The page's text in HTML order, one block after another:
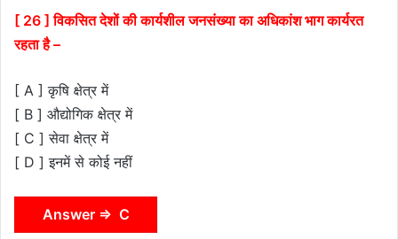
[ 26 ] विकसित देशों की कार्यशील जनसंख्या का अधिकांश भाग कार्यरत
रहता है –
[ A ] कृषि क्षेत्र में
[ B ] औद्योगिक क्षेत्र में
[ C ] सेवा क्षेत्र में
[ D ] इनमें से कोई नहीं
Answer ⇒ C